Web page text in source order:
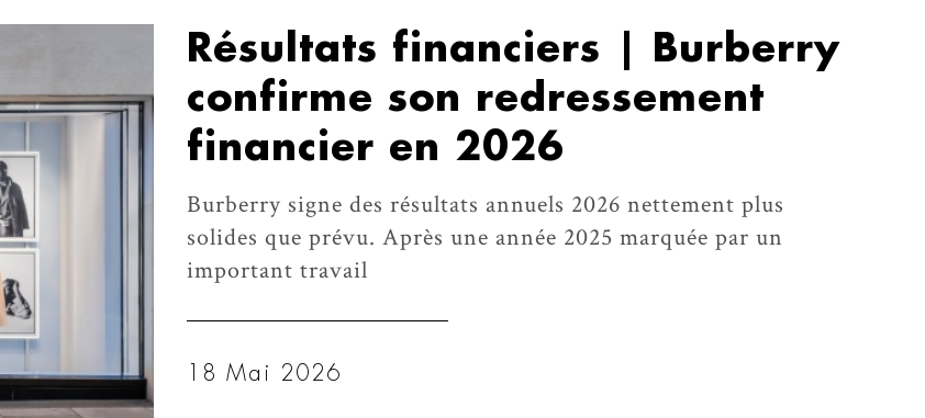
Résultats financiers | Burberry
confirme son redressement
financier en 2026
Burberry signe des résultats annuels 2026 nettement plus
solides que prévu. Après une année 2025 marquée par un
important travail
18 Mai 2026